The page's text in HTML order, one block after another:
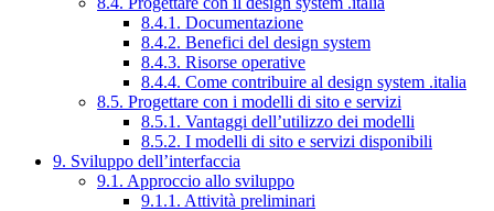
8.4.1. Documentazione
8.4.2. Benefici del design system
8.4.3. Risorse operative
8.4.4. Come contribuire al design system .italia
8.5. Progettare con i modelli di sito e servizi
8.5.1. Vantaggi dell’utilizzo dei modelli
8.5.2. I modelli di sito e servizi disponibili
9. Sviluppo dell’interfaccia
9.1. Approccio allo sviluppo
9.1.1. Attività preliminari